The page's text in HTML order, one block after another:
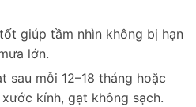
giúp tầm nhìn không bị hạn
lớn.
sau mỗi 12–18 tháng hoặc
kính, gạt không sạch.